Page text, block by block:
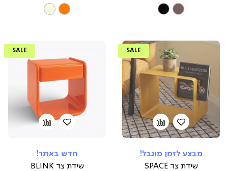
צבע
צבע
הוספה
למועדפים
Add
to
SALE
מבצע לזמן מוגבל!
שידת צד SPACE
הוספהAdd
SALE
חדש באתר!
שידת צד BLINK